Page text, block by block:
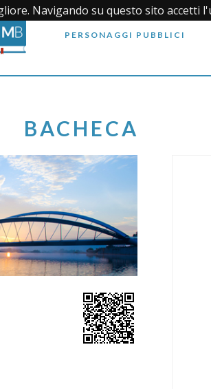
Navigando su questo sito accetti
PERSONAGGI PUBBLICI
BACHECA